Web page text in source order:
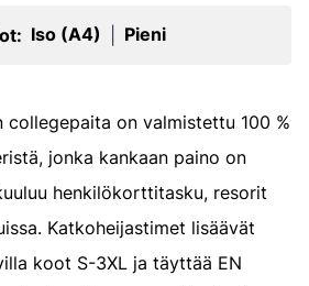
Iso (A4) Pieni
collegepaita on valmistettu 100 %
jonka kankaan paino on
henkilökorttitasku, resorit
Katkoheijastimet lisäävät
koot S-3XL ja täyttää EN